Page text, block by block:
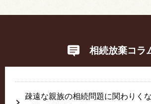
相続放棄コラ
疎遠な親族の相続問題に関わりく